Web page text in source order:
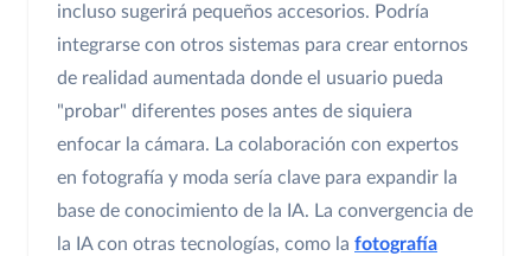
incluso sugerirá pequeños accesorios. Podría
integrarse con otros sistemas para crear entornos
de realidad aumentada donde el usuario pueda
"probar" diferentes poses antes de siquiera
enfocar la cámara. La colaboración con expertos
en fotografía y moda sería clave para expandir la
base de conocimiento de la IA. La convergencia de
la IA con otras tecnologías, como la fotografía